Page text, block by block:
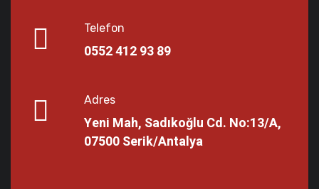
Telefon
0552 412 93 89
Adres
Yeni Mah, Sadıkoğlu Cd. No:13/A,
07500 Serik/Antalya